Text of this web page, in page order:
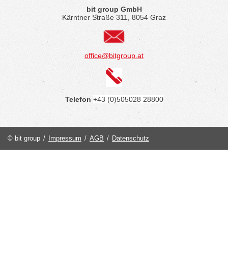
bit group GmbH
Kärntner Straße 311, 8054 Graz
office@bitgroup.at
Telefon +43 (0)505028 28800
© bit group / Impressum / AGB / Datenschutz